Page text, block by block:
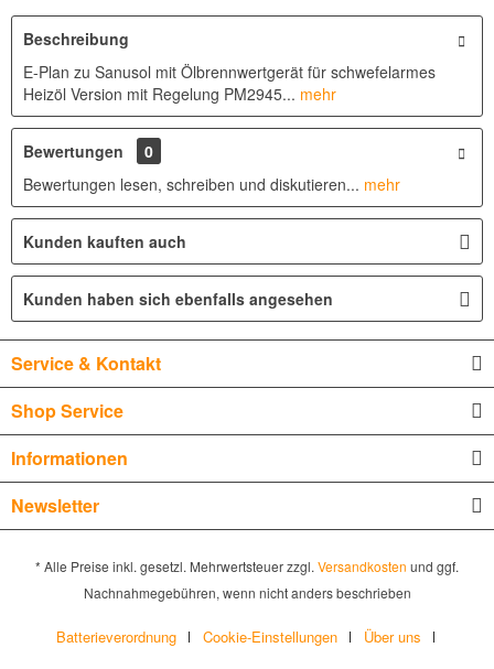
Beschreibung
E-Plan zu Sanusol mit Ölbrennwertgerät für schwefelarmes
Heizöl Version mit Regelung PM2945... mehr
Bewertungen
0
Bewertungen lesen, schreiben und diskutieren... mehr
Kunden kauften auch
Kunden haben sich ebenfalls angesehen
Service & Kontakt
Shop Service
Informationen
Newsletter
* Alle Preise inkl. gesetzl. Mehrwertsteuer zzgl. Versandkosten und ggf.
Nachnahmegebühren, wenn nicht anders beschrieben
Batterieverordnung Cookie-Einstellungen
Über uns